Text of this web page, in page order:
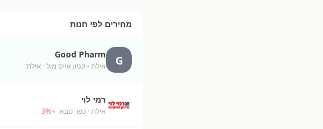
מחירים לפי חנות
G
Good Pharm
אילת - קניון אייס מול · אילת
רמי לוי
אילת · כפר סבא +
3%